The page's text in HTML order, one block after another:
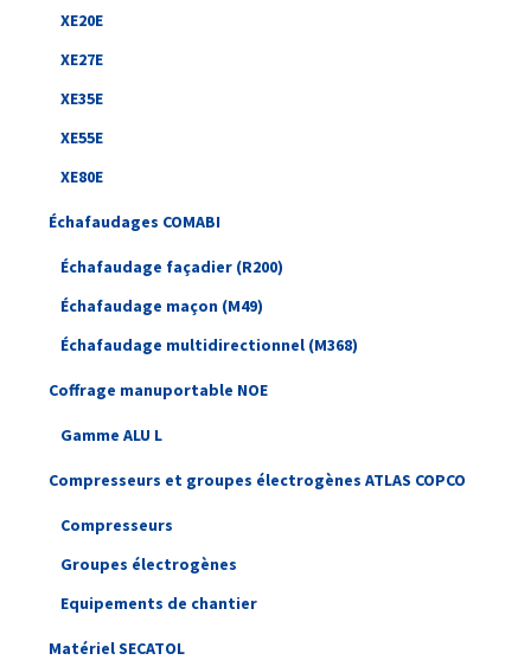
XE20E
XE27E
XE35E
XE55E
XE80E
Échafaudages COMABI
Échafaudage façadier (R200)
Échafaudage maçon (M49)
Échafaudage multidirectionnel (M368)
Coffrage manuportable NOE
Gamme ALU L
Compresseurs et groupes électrogènes ATLAS COPCO
Compresseurs
Groupes électrogènes
Equipements de chantier
Matériel SECATOL